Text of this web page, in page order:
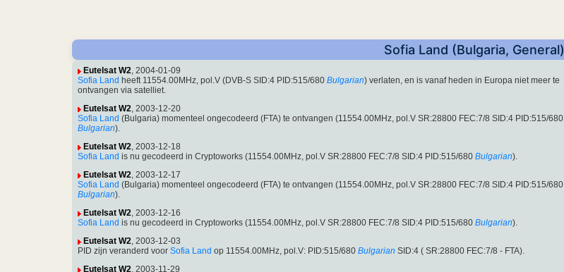
Sofia Land (Bulgaria, General)
Eutelsat W2, 2004-01-09
Sofia Land heeft 11554.00MHz, pol.V (DVB-S SID:4 PID:515/680 Bulgarian) verlaten, en is vanaf heden in Europa niet meer te
ontvangen via satelliet.
Eutelsat W2, 2003-12-20
Sofia Land (Bulgaria) momenteel ongecodeerd (FTA) te ontvangen (11554.00MHz, pol.V SR:28800 FEC:7/8 SID:4 PID:515/680
Bulgarian).
Eutelsat W2, 2003-12-18
Sofia Land is nu gecodeerd in Cryptoworks (11554.00MHz, pol.V SR:28800 FEC:7/8 SID:4 PID:515/680 Bulgarian).
Eutelsat W2, 2003-12-17
Sofia Land (Bulgaria) momenteel ongecodeerd (FTA) te ontvangen (11554.00MHz, pol.V SR:28800 FEC:7/8 SID:4 PID:515/680
Bulgarian).
Eutelsat W2, 2003-12-16
Sofia Land is nu gecodeerd in Cryptoworks (11554.00MHz, pol.V SR:28800 FEC:7/8 SID:4 PID:515/680 Bulgarian).
Eutelsat W2, 2003-12-03
PID zijn veranderd voor Sofia Land op 11554.00MHz, pol.V: PID:515/680 Bulgarian SID:4 ( SR:28800 FEC:7/8 - FTA).
Eutelsat W2, 2003-11-29